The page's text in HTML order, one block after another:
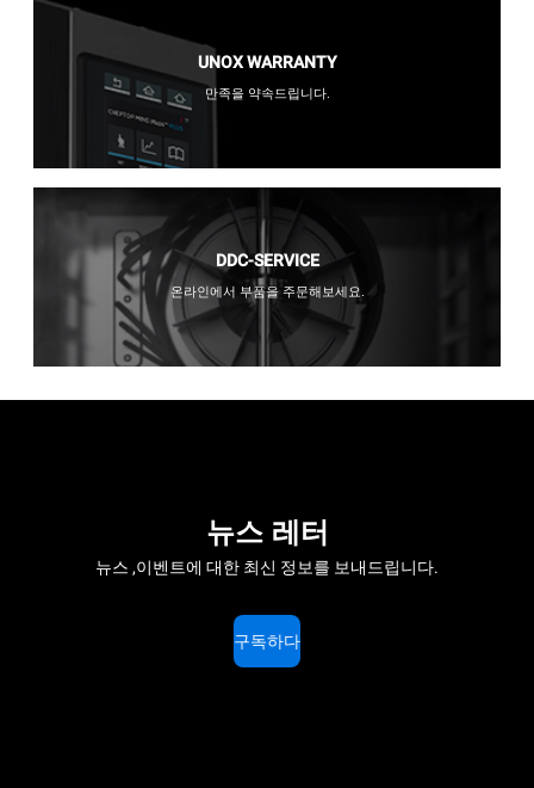
UNOX WARRANTY
만족을 약속드립니다.
DDC-SERVICE
온라인에서 부품을 주문해보세요.
뉴스 레터
뉴스 ,이벤트에 대한 최신 정보를 보내드립니다.
구독하다